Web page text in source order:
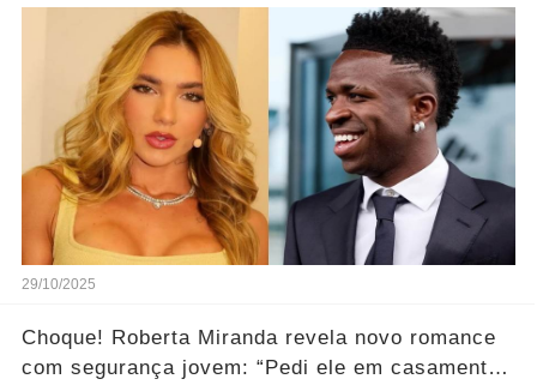
de Virginia é chocante.... Ver mais
29/10/2025
Choque! Roberta Miranda revela novo romance
com segurança jovem: “Pedi ele em casamento